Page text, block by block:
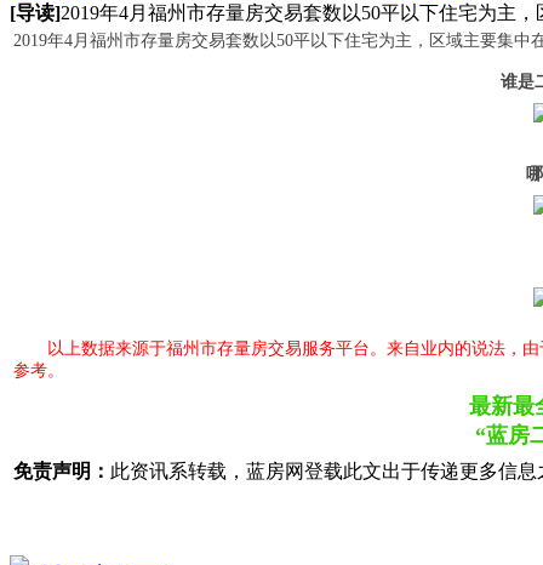
[导读]2019年4月福州市存量房交易套数以50平以下住宅为主
2019年4月福州市存量房交易套数以50平以下住宅为主，区域主要集中
谁是
以上数据来源于福州市存量房交易服务平台。来自业内的说法，
参考。
最新最
“蓝房
免责声明： 此资讯系转载，蓝房网登载此文出于传递更多信